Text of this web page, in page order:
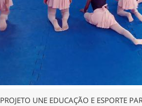
PROJETO UNE EDUCAÇÃO E ESPORTE